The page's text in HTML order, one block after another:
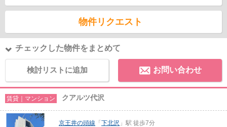
物件リクエスト
チェックした物件をまとめて
検討リストに追加 お問い合わせ
賃貸｜マンション クアルツ代沢
京王井の頭線 「 下北沢 」駅 徒歩7分